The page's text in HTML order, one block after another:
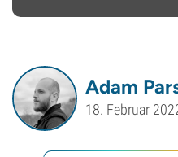
Adam
18. Februar